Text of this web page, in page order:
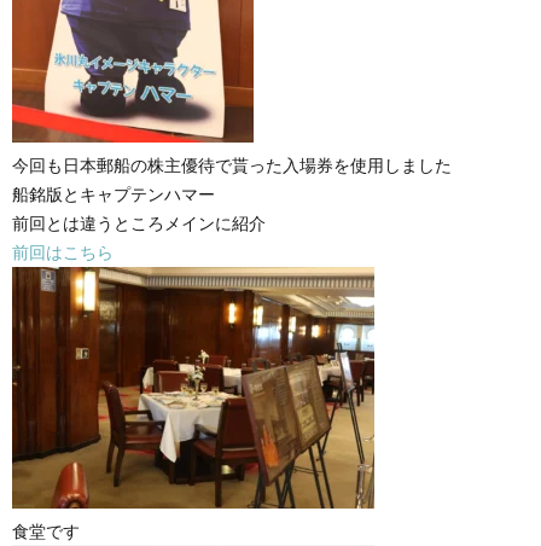
今回も日本郵船の株主優待で貰った入場券を使用しました
船銘版とキャプテンハマー
前回とは違うところメインに紹介
前回はこちら
食堂です